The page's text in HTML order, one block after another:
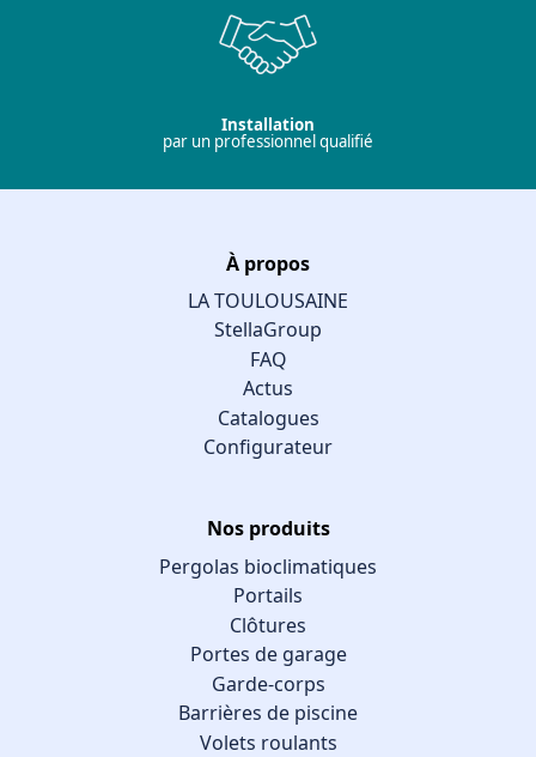
Installation
par un professionnel qualifié
À propos
LA TOULOUSAINE
StellaGroup
FAQ
Actus
Catalogues
Configurateur
Nos produits
Pergolas bioclimatiques
Portails
Clôtures
Portes de garage
Garde-corps
Barrières de piscine
Volets roulants